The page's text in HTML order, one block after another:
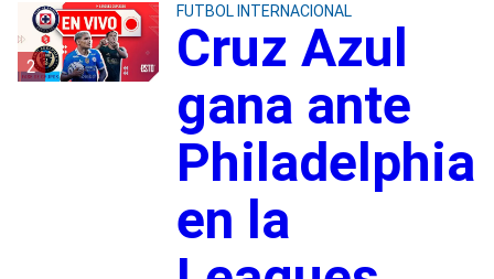
2
FUTBOL INTERNACIONAL
Cruz Azul
gana ante
Philadelphia
en la